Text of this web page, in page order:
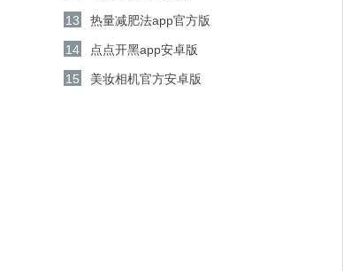
13 热量减肥法app官方版
14 点点开黑app安卓版
15 美妆相机官方安卓版